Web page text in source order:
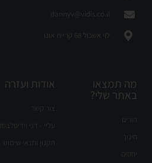
dannyv@vidis.co.il
לוי אשכול 68 קריית אונו
מה תמצאו
באתר שלי?
הורים
חינוך
יחסים
אודות ועזרה
צור קשר
עליי - דני וידיסלבסקי
תקנון ותנאי שימוש